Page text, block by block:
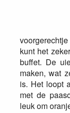
kunt het
buffet. De
maken, wat
is. Het loopt
met de
leuk om